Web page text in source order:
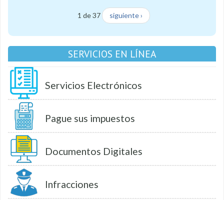
1 de 37 siguiente ›
SERVICIOS EN LÍNEA
Servicios Electrónicos
Pague sus impuestos
Documentos Digitales
Infracciones